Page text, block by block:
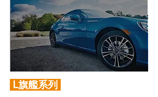
L旗艦系列